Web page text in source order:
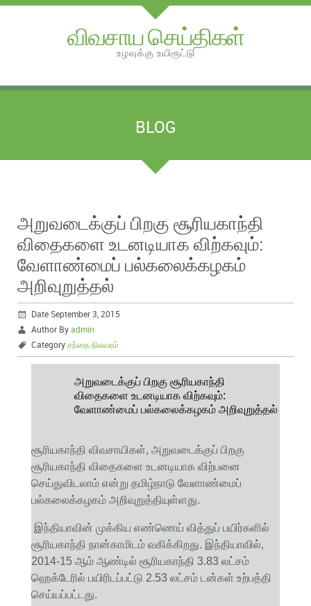
விவசாய செய்திகள்
உழவுக்கு உயிரூட்டு
BLOG
அறுவடைக்குப் பிறகு சூரியகாந்தி
விதைகளை உடனடியாக விற்கவும்:
வேளாண்மைப் பல்கலைக்கழகம்
அறிவுறுத்தல்
Date September 3, 2015
Author Byadmin
Categoryசந்தை நிலவரம்
அறுவடைக்குப் பிறகு சூரியகாந்தி
விதைகளை உடனடியாக விற்கவும்:
வேளாண்மைப் பல்கலைக்கழகம் அறிவுறுத்தல்
சூரியகாந்தி விவசாயிகள், அறுவடைக்குப் பிறகு
சூரியகாந்தி விதைகளை உடனடியாக விற்பனை
செய்துவிடலாம் என்று தமிழ்நாடு வேளாண்மைப்
பல்கலைக்கழகம் அறிவுறுத்தியுள்ளது.
இந்தியாவின் முக்கிய எண்ணெய் வித்துப் பயிர்களில்
சூரியகாந்தி நான்காமிடம் வகிக்கிறது. இந்தியாவில்,
2014-15 ஆம் ஆண்டில் சூரியகாந்தி 3.83 லட்சம்
ஹெக்டேரில் பயிரிடப்பட்டு 2.53 லட்சம் டன்கள் உற்பத்தி
செய்யப்பட்டது.